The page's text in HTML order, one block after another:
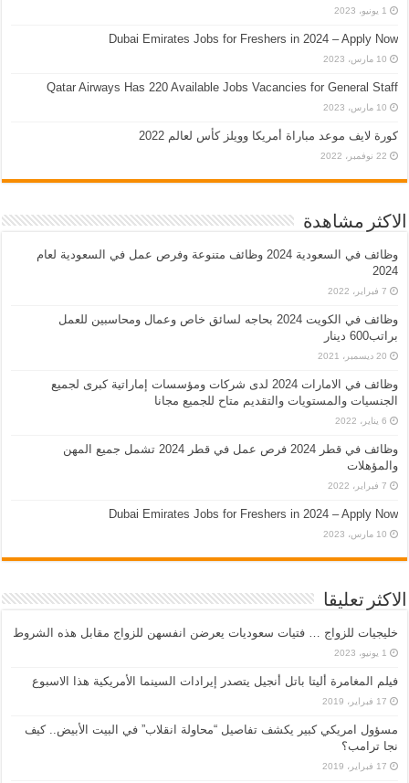
1 يونيو، 2023
Dubai Emirates Jobs for Freshers in 2024 – Apply Now
10 مارس، 2023
Qatar Airways Has 220 Available Jobs Vacancies for General Staff
10 مارس، 2023
كورة لايف موعد مباراة أمريكا وويلز كأس لعالم 2022
22 نوفمبر، 2022
الاكثر مشاهدة
وظائف في السعودية 2024 وظائف متنوعة وفرص عمل في السعودية لعام
2024
7 فبراير، 2022
وظائف في الكويت 2024 بحاجه لسائق خاص وعمال ومحاسبين للعمل
براتب600 دينار
20 ديسمبر، 2021
وظائف في الامارات 2024 لدى شركات ومؤسسات إماراتية كبرى لجميع
الجنسيات والمستويات والتقديم متاح للجميع مجانا
6 يناير، 2022
وظائف في قطر 2024 فرص عمل في قطر 2024 تشمل جميع المهن
والمؤهلات
7 فبراير، 2022
Dubai Emirates Jobs for Freshers in 2024 – Apply Now
10 مارس، 2023
الاكثر تعليقا
خليجيات للزواج … فتيات سعوديات يعرضن انفسهن للزواج مقابل هذه الشروط
1 يونيو، 2023
فيلم المغامرة أليتا‭ ‬باتل أنجيل يتصدر إيرادات السينما الأمريكية هذا الاسبوع
17 فبراير، 2019
مسؤول امريكي كبير يكشف تفاصيل “محاولة انقلاب” في البيت الأبيض.. كيف
نجا ترامب؟
17 فبراير، 2019